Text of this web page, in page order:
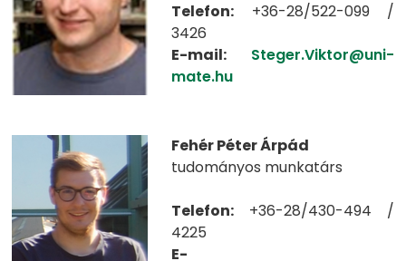
Telefon: +36-28/522-099 /
3426
E-mail:
Steger.Viktor@uni-
mate.hu
Fehér Péter Árpád
tudományos munkatárs
Telefon: +36-28/430-494 /
4225
E-